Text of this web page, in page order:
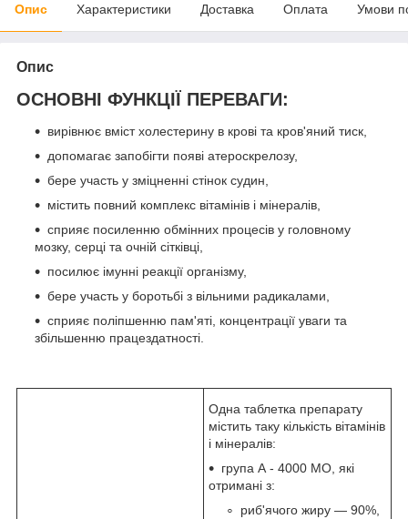
Опис Характеристики Доставка Оплата Умови
Опис
ОСНОВНІ ФУНКЦІЇ ПЕРЕВАГИ:
вирівнює вміст холестерину в крові та кров'яний тиск,
допомагає запобігти появі атероскрелозу,
бере участь у зміцненні стінок судин,
містить повний комплекс вітамінів і мінералів,
сприяє посиленню обмінних процесів у головному
мозку, серці та очній сітківці,
посилює імунні реакції організму,
бере участь у боротьбі з вільними радикалами,
сприяє поліпшенню пам'яті, концентрації уваги та
збільшенню працездатності.
Одна таблетка препарату
містить таку кількість вітамінів
і мінералів:
група А - 4000 МО, які
отримані з:
риб'ячого жиру — 90%,